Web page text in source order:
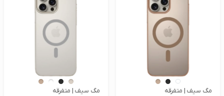
مگ سیف | متفرقه
مگ سیف | متفرقه